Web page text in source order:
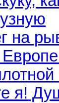
на
я!